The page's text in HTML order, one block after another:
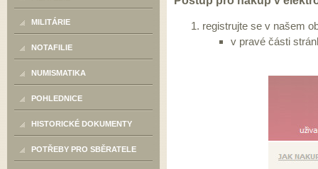
MILITÁRIE
NOTAFILIE
NUMISMATIKA
POHLEDNICE
HISTORICKÉ DOKUMENTY
POTŘEBY PRO SBĚRATELE
registrujte se v našem
v pravé části